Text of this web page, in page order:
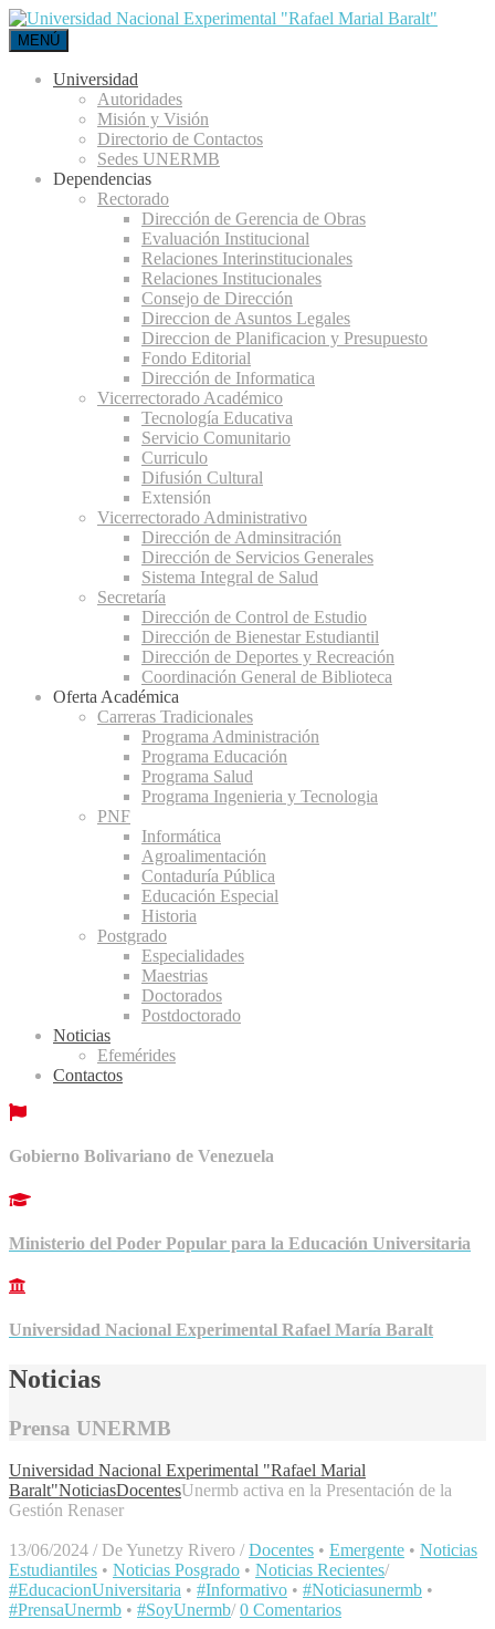
MENÚ
Universidad
Autoridades
Misión y Visión
Directorio de Contactos
Sedes UNERMB
Dependencias
Rectorado
Dirección de Gerencia de Obras
Evaluación Institucional
Relaciones Interinstitucionales
Relaciones Institucionales
Consejo de Dirección
Direccion de Asuntos Legales
Direccion de Planificacion y Presupuesto
Fondo Editorial
Dirección de Informatica
Vicerrectorado Académico
Tecnología Educativa
Servicio Comunitario
Curriculo
Difusión Cultural
Extensión
Vicerrectorado Administrativo
Dirección de Adminsitración
Dirección de Servicios Generales
Sistema Integral de Salud
Secretaría
Dirección de Control de Estudio
Dirección de Bienestar Estudiantil
Dirección de Deportes y Recreación
Coordinación General de Biblioteca
Oferta Académica
Carreras Tradicionales
Programa Administración
Programa Educación
Programa Salud
Programa Ingenieria y Tecnologia
PNF
Informática
Agroalimentación
Contaduría Pública
Educación Especial
Historia
Postgrado
Especialidades
Maestrias
Doctorados
Postdoctorado
Noticias
Efemérides
Contactos
Gobierno Bolivariano de Venezuela
Ministerio del Poder Popular para la Educación Universitaria
Universidad Nacional Experimental Rafael María Baralt
Noticias
Prensa UNERMB
Universidad Nacional Experimental "Rafael Marial
Baralt"NoticiasDocentesUnermb activa en la Presentación de la
Gestión Renaser
13/06/2024 / De Yunetzy Rivero / Docentes • Emergente • Noticias
Estudiantiles • Noticias Posgrado • Noticias Recientes/
#EducacionUniversitaria • #Informativo • #Noticiasunermb •
#PrensaUnermb • #SoyUnermb/ 0 Comentarios